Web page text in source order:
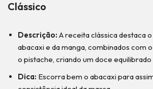
Clássico
Descrição: A receita clássica destaca
abacaxi e da manga, combinados com
o pistache, criando um doce
Dica: Escorra bem o abacaxi para